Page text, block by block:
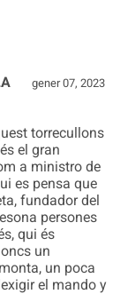
gener 07, 2023
torrecullons
el gran
a ministro de
es pensa que
fundador del
persones
qui és
un
un poca
el mando y